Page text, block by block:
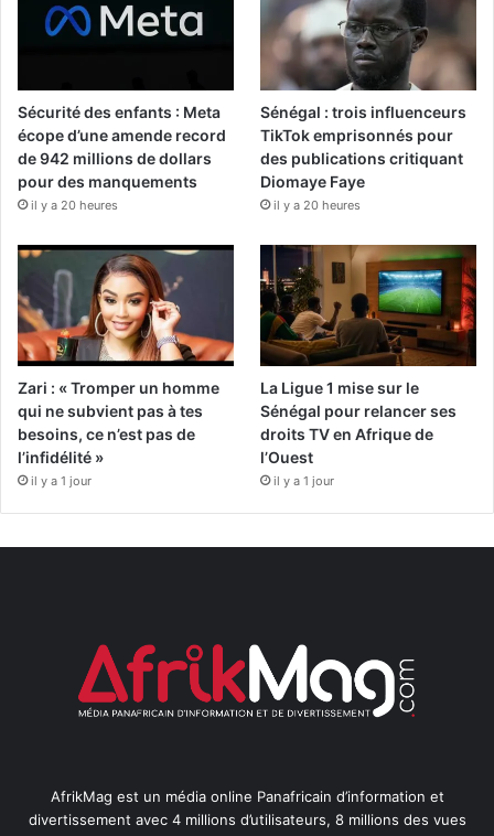
Sécurité des enfants : Meta
écope d’une amende record
de 942 millions de dollars
pour des manquements
il y a 20 heures
Sénégal : trois influenceurs
TikTok emprisonnés pour
des publications critiquant
Diomaye Faye
il y a 20 heures
Zari : « Tromper un homme
qui ne subvient pas à tes
besoins, ce n’est pas de
l’infidélité »
il y a 1 jour
La Ligue 1 mise sur le
Sénégal pour relancer ses
droits TV en Afrique de
l’Ouest
il y a 1 jour
AfrikMag est un média online Panafricain d’information et
divertissement avec 4 millions d’utilisateurs, 8 millions des vues